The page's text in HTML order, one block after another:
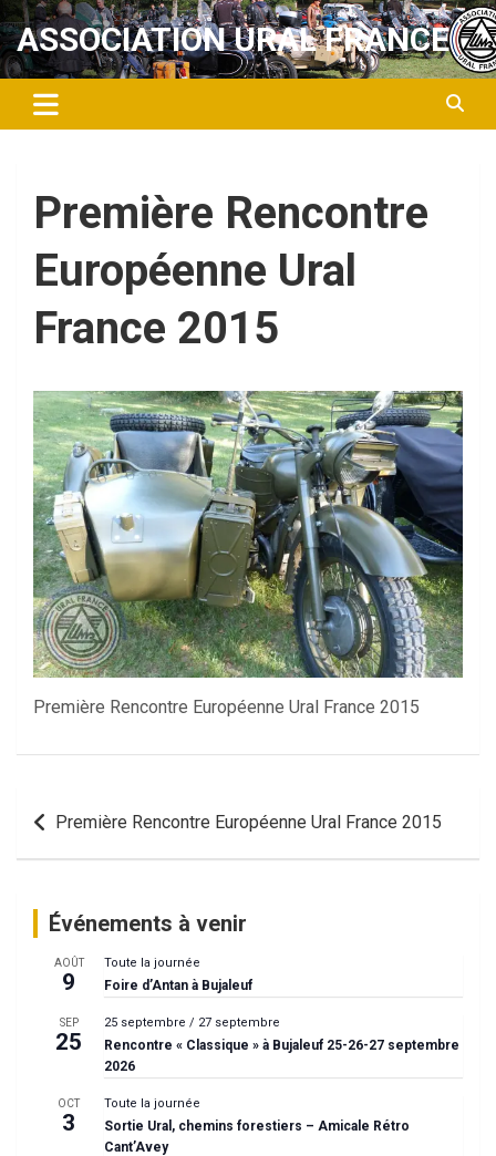
Aller
au
contenu
ASSOCIATION URAL FRANCE
Première Rencontre
Européenne Ural
France 2015
Première Rencontre Européenne Ural France 2015
Navigation
Première Rencontre Européenne Ural France 2015
Événements à venir
AOÛT
9
Toute la journée
Foire d’Antan à Bujaleuf
SEP
25
25 septembre / 27 septembre
Rencontre « Classique » à Bujaleuf 25-26-27 septembre
2026
OCT
3
Toute la journée
Sortie Ural, chemins forestiers – Amicale Rétro
Cant’Avey